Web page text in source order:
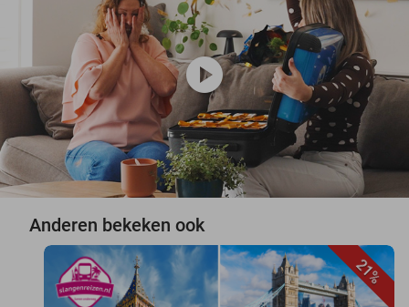
play_circle
Anderen bekeken ook
21%